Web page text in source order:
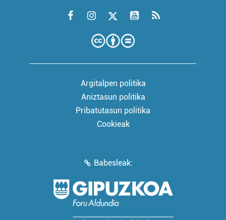
Argitalpen politika
Aniztasun politika
Pribatutasun politika
Cookieak
Babesleak: